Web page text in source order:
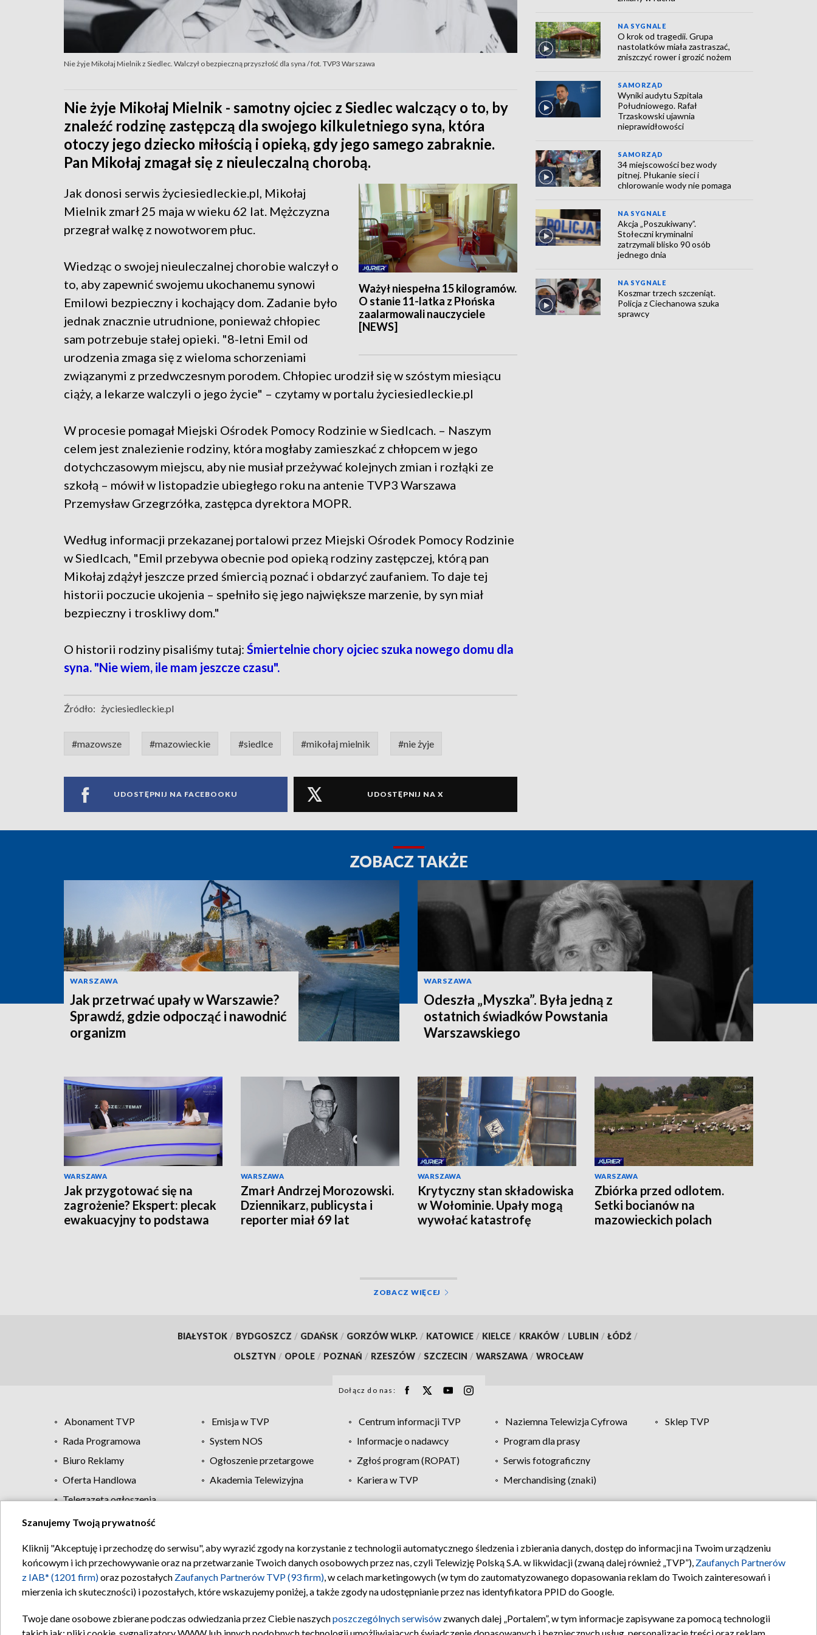
Nie żyje Mikołaj Mielnik z Siedlec. Walczył o bezpieczną przyszłość dla syna / fot. TVP3 Warszawa
Nie żyje Mikołaj Mielnik - samotny ojciec z Siedlec walczący o to, by
znaleźć rodzinę zastępczą dla swojego kilkuletniego syna, która
otoczy jego dziecko miłością i opieką, gdy jego samego zabraknie.
Pan Mikołaj zmagał się z nieuleczalną chorobą.
Ważył niespełna 15 kilogramów.
O stanie 11-latka z Płońska
zaalarmowali nauczyciele
[NEWS]
Jak donosi serwis życiesiedleckie.pl, Mikołaj
Mielnik zmarł 25 maja w wieku 62 lat. Mężczyzna
przegrał walkę z nowotworem płuc.
Wiedząc o swojej nieuleczalnej chorobie walczył o
to, aby zapewnić swojemu ukochanemu synowi
Emilowi bezpieczny i kochający dom. Zadanie było
jednak znacznie utrudnione, ponieważ chłopiec
sam potrzebuje stałej opieki. "8-letni Emil od
urodzenia zmaga się z wieloma schorzeniami
związanymi z przedwczesnym porodem. Chłopiec urodził się w szóstym miesiącu
ciąży, a lekarze walczyli o jego życie" – czytamy w portalu życiesiedleckie.pl
W procesie pomagał Miejski Ośrodek Pomocy Rodzinie w Siedlcach. – Naszym
celem jest znalezienie rodziny, która mogłaby zamieszkać z chłopcem w jego
dotychczasowym miejscu, aby nie musiał przeżywać kolejnych zmian i rozłąki ze
szkołą – mówił w listopadzie ubiegłego roku na antenie TVP3 Warszawa
Przemysław Grzegrzółka, zastępca dyrektora MOPR.
Według informacji przekazanej portalowi przez Miejski Ośrodek Pomocy Rodzinie
w Siedlcach, "Emil przebywa obecnie pod opieką rodziny zastępczej, którą pan
Mikołaj zdążył jeszcze przed śmiercią poznać i obdarzyć zaufaniem. To daje tej
historii poczucie ukojenia – spełniło się jego największe marzenie, by syn miał
bezpieczny i troskliwy dom."
O historii rodziny pisaliśmy tutaj: Śmiertelnie chory ojciec szuka nowego domu dla
syna. "Nie wiem, ile mam jeszcze czasu".
Źródło: życiesiedleckie.pl
#mazowsze #mazowieckie #siedlce #mikołaj mielnik #nie żyje
UDOSTĘPNIJ NA FACEBOOKU UDOSTĘPNIJ NA X
NA SYGNALE
O krok od tragedii. Grupa
nastolatków miała zastraszać,
zniszczyć rower i grozić nożem
SAMORZĄD
Wyniki audytu Szpitala
Południowego. Rafał
Trzaskowski ujawnia
nieprawidłowości
SAMORZĄD
34 miejscowości bez wody
pitnej. Płukanie sieci i
chlorowanie wody nie pomaga
NA SYGNALE
Akcja „Poszukiwany”.
Stołeczni kryminalni
zatrzymali blisko 90 osób
jednego dnia
NA SYGNALE
Koszmar trzech szczeniąt.
Policja z Ciechanowa szuka
sprawcy
ZOBACZ TAKŻE
WARSZAWA
Jak przetrwać upały w Warszawie?
Sprawdź, gdzie odpocząć i nawodnić
organizm
WARSZAWA
Odeszła „Myszka”. Była jedną z
ostatnich świadków Powstania
Warszawskiego
WARSZAWA
Jak przygotować się na
zagrożenie? Ekspert: plecak
ewakuacyjny to podstawa
WARSZAWA
Zmarł Andrzej Morozowski.
Dziennikarz, publicysta i
reporter miał 69 lat
WARSZAWA
Krytyczny stan składowiska
w Wołominie. Upały mogą
wywołać katastrofę
WARSZAWA
Zbiórka przed odlotem.
Setki bocianów na
mazowieckich polach
ZOBACZ WIĘCEJ
BIAŁYSTOK / BYDGOSZCZ / GDAŃSK / GORZÓW WLKP. / KATOWICE / KIELCE / KRAKÓW / LUBLIN / ŁÓDŹ /
OLSZTYN / OPOLE / POZNAŃ / RZESZÓW / SZCZECIN / WARSZAWA / WROCŁAW
Dołącz do nas:
Abonament TVP Emisja w TVP Centrum informacji TVP Naziemna Telewizja Cyfrowa
Sklep TVP
Rada Programowa
System NOS Informacje o nadawcy
Program dla prasy
Biuro Reklamy
Ogłoszenie przetargowe Zgłoś program (ROPAT)
Serwis fotograficzny
Oferta Handlowa
Akademia Telewizyjna Kariera w TVP
Merchandising (znaki)
Telegazeta ogłoszenia
Regulamin TVP Polityka prywatności Moje zgody Pomoc Biuro reklamy Kontakt
Szanujemy Twoją prywatność
Kliknij "Akceptuję i przechodzę do serwisu", aby wyrazić zgody na korzystanie z technologii automatycznego śledzenia i zbierania danych, dostęp do informacji na Twoim urządzeniu
końcowym i ich przechowywanie oraz na przetwarzanie Twoich danych osobowych przez nas, czyli Telewizję Polską S.A. w likwidacji (zwaną dalej również „TVP”), Zaufanych Partnerów
z IAB* (1201 firm)oraz pozostałych Zaufanych Partnerów TVP (93 firm), w celach marketingowych (w tym do zautomatyzowanego dopasowania reklam do Twoich zainteresowań i
mierzenia ich skuteczności) i pozostałych, które wskazujemy poniżej, a także zgody na udostępnianie przez nas identyfikatora PPID do Google.
Twoje dane osobowe zbierane podczas odwiedzania przez Ciebie naszychposzczególnych serwisów zwanych dalej „Portalem”, w tym informacje zapisywane za pomocą technologii